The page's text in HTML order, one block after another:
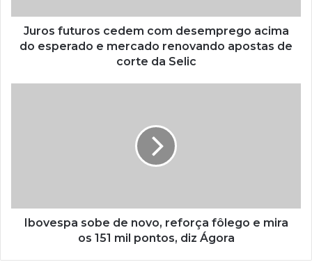
Juros futuros cedem com desemprego acima
do esperado e mercado renovando apostas de
corte da Selic
Ibovespa sobe de novo, reforça fôlego e mira
os 151 mil pontos, diz Ágora